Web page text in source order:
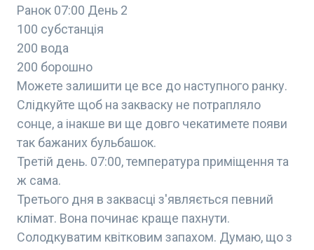
Ранок 07:00 День 2
100 субстанція
200 вода
200 борошно
Можете залишити це все до наступного ранку.
Слідкуйте щоб на закваску не потрапляло
сонце, а інакше ви ще довго чекатимете появи
так бажаних бульбашок.
Третій день. 07:00, температура приміщення та
ж сама.
Третього дня в заквасці з'являється певний
клімат. Вона починає краще пахнути.
Солодкуватим квітковим запахом. Думаю, що з